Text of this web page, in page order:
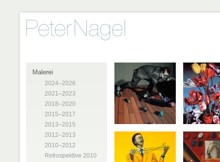
Malerei
2024–2026
2021–2023
2018–2020
2015–2017
2013–2015
2012–2013
2010–2012
Retrospektive 2010